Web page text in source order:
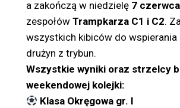
a zakończą w niedzielę 7 czerwca
zespołów Trampkarza C1 i C2.
wszystkich kibiców do wspierania
drużyn z trybun.
Wszystkie wyniki oraz strzelcy
weekendowej kolejki:
Klasa Okręgowa gr. I